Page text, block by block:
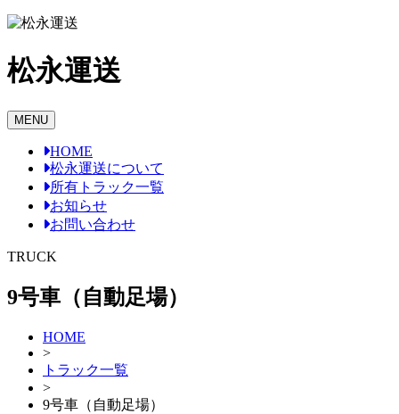
Skip
content
松永運送
MENU
HOME
松永運送について
所有トラック一覧
お知らせ
お問い合わせ
TRUCK
9号車（自動足場）
HOME
>
トラック一覧
>
9号車（自動足場）